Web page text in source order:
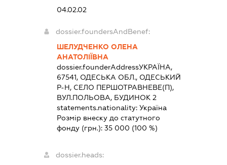
04.02.02
dossier.foundersAndBenef:
ШЕЛУДЧЕНКО ОЛЕНА
АНАТОЛІЇВНА
dossier.founderAddressУКРАЇНА,
67541, ОДЕСЬКА ОБЛ., ОДЕСЬКИЙ
Р-Н, СЕЛО ПЕРШОТРАВНЕВЕ(П),
ВУЛ.ПОЛЬОВА, БУДИНОК 2
statements.nationality: Україна
Розмір внеску до статутного
фонду (грн.): 35 000 (100 %)
dossier.heads: